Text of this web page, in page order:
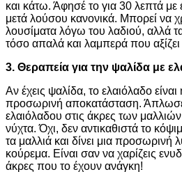
και κάτω. Άφησέ το για 30 λεπτά με
μετά λούσου κανονικά. Μπορεί να
λουσίματα λόγω του λαδιού, αλλά
τόσο απαλά και λαμπερά που
3. Θεραπεία για την ψαλίδα με
Αν έχεις ψαλίδα, το ελαιόλαδο
προσωρινή αποκατάσταση. Άπλωσε
ελαιόλαδου στις άκρες των
νύχτα. Όχι, δεν αντικαθιστά το
τα μαλλιά και δίνει μια προσωρινή
κούρεμα. Είναι σαν να χαρίζεις
άκρες που το έχουν ανάγκη!